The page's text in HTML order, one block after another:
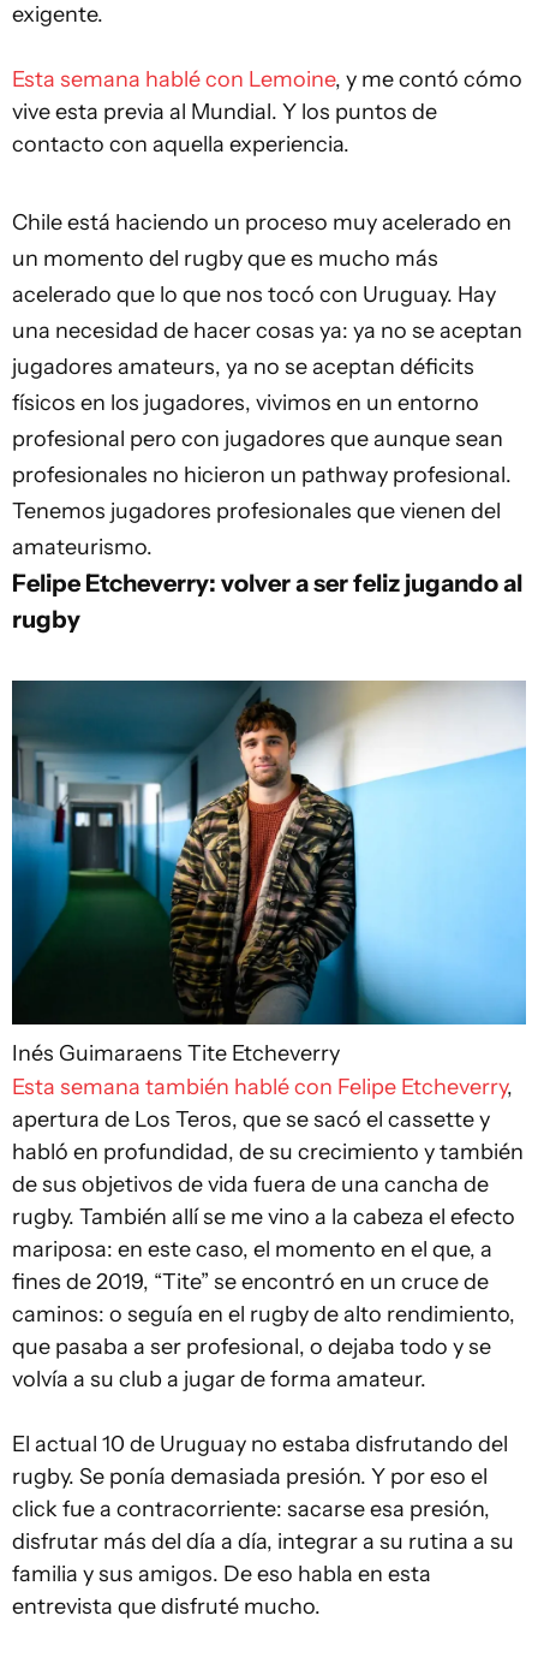
exigente.
Esta semana hablé con Lemoine, y me contó cómo
vive esta previa al Mundial. Y los puntos de
contacto con aquella experiencia.
Chile está haciendo un proceso muy acelerado en
un momento del rugby que es mucho más
acelerado que lo que nos tocó con Uruguay. Hay
una necesidad de hacer cosas ya: ya no se aceptan
jugadores amateurs, ya no se aceptan déficits
físicos en los jugadores, vivimos en un entorno
profesional pero con jugadores que aunque sean
profesionales no hicieron un pathway profesional.
Tenemos jugadores profesionales que vienen del
amateurismo.
Felipe Etcheverry: volver a ser feliz jugando al
rugby
Inés Guimaraens Tite Etcheverry
Esta semana también hablé con Felipe Etcheverry,
apertura de Los Teros, que se sacó el cassette y
habló en profundidad, de su crecimiento y también
de sus objetivos de vida fuera de una cancha de
rugby. También allí se me vino a la cabeza el efecto
mariposa: en este caso, el momento en el que, a
fines de 2019, “Tite” se encontró en un cruce de
caminos: o seguía en el rugby de alto rendimiento,
que pasaba a ser profesional, o dejaba todo y se
volvía a su club a jugar de forma amateur.
El actual 10 de Uruguay no estaba disfrutando del
rugby. Se ponía demasiada presión. Y por eso el
click fue a contracorriente: sacarse esa presión,
disfrutar más del día a día, integrar a su rutina a su
familia y sus amigos. De eso habla en esta
entrevista que disfruté mucho.